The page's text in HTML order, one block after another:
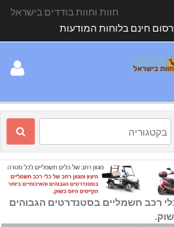
חוות וחוות בודדים בישראל
חינם בלוחות המודעות
רכב חשמליים בסטנדרטים הגבוהים